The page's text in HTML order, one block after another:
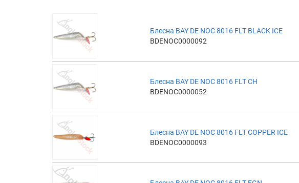
Блесна BAY DE NOC 8016 FLT BLACK ICE
BDENOC0000092
Блесна BAY DE NOC 8016 FLT CH
BDENOC0000052
Блесна BAY DE NOC 8016 FLT COPPER ICE
BDENOC0000093